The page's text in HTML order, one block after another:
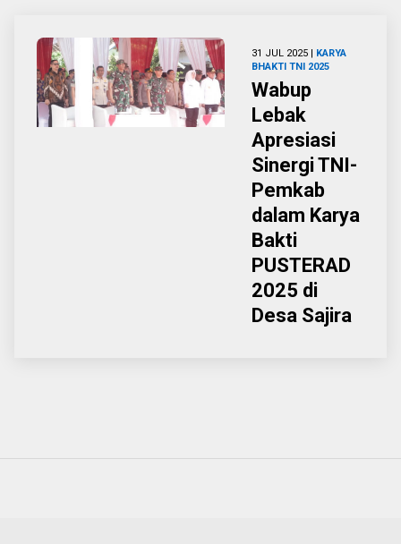
31 JUL 2025 | KARYA
BHAKTI TNI 2025
Wabup
Lebak
Apresiasi
Sinergi TNI-
Pemkab
dalam Karya
Bakti
PUSTERAD
2025 di
Desa Sajira